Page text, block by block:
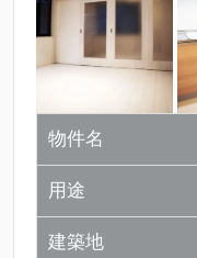
物件名
用途
建築地